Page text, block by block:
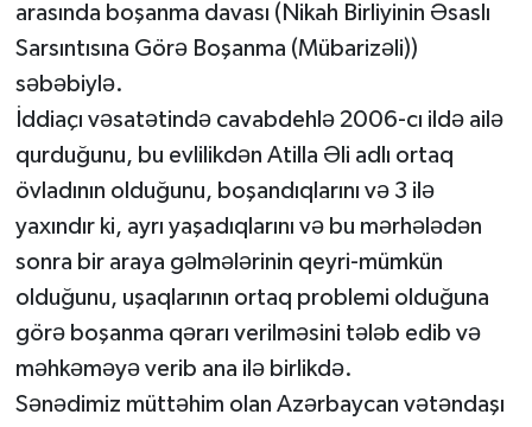
arasında boşanma davası (Nikah Birliyinin Əsaslı
Sarsıntısına Görə Boşanma (Mübarizəli))
səbəbiylə.
İddiaçı vəsatətində cavabdehlə 2006-cı ildə ailə
qurduğunu, bu evlilikdən Atilla Əli adlı ortaq
övladının olduğunu, boşandıqlarını və 3 ilə
yaxındır ki, ayrı yaşadıqlarını və bu mərhələdən
sonra bir araya gəlmələrinin qeyri-mümkün
olduğunu, uşaqlarının ortaq problemi olduğuna
görə boşanma qərarı verilməsini tələb edib və
məhkəməyə verib ana ilə birlikdə.
Sənədimiz müttəhim olan Azərbaycan vətəndaşı